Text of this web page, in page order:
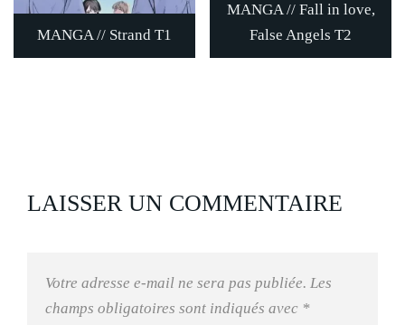
MANGA // Strand T1
MANGA // Fall in love,
False Angels T2
LAISSER UN COMMENTAIRE
Votre adresse e-mail ne sera pas publiée. Les
champs obligatoires sont indiqués avec *